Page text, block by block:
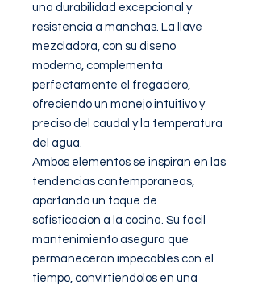
una durabilidad excepcional y
resistencia a manchas. La llave
mezcladora, con su diseno
moderno, complementa
perfectamente el fregadero,
ofreciendo un manejo intuitivo y
preciso del caudal y la temperatura
del agua.
Ambos elementos se inspiran en las
tendencias contemporaneas,
aportando un toque de
sofisticacion a la cocina. Su facil
mantenimiento asegura que
permaneceran impecables con el
tiempo, convirtiendolos en una